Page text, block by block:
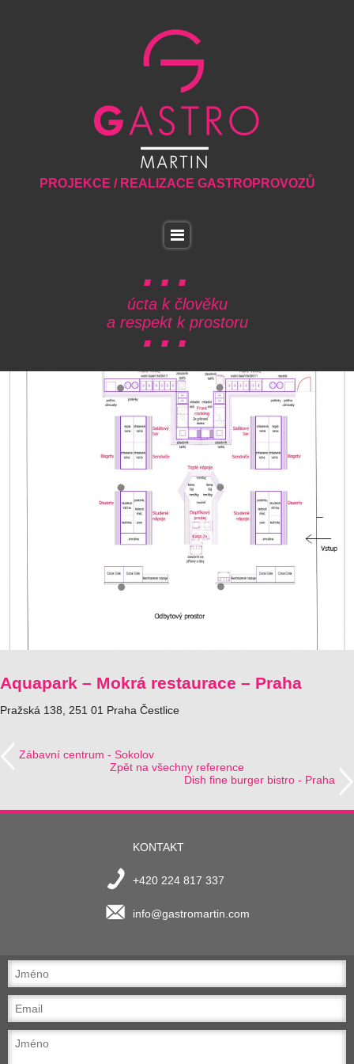
PROJEKCE / REALIZACE GASTROPROVOZŮ
úcta k člověku
a respekt k prostoru
Aquapark – Mokrá restaurace – Praha
Pražská 138, 251 01 Praha Čestlice
Zábavní centrum - Sokolov
Zpět na všechny reference
Dish fine burger bistro - Praha
KONTAKT
+420 224 817 337
info@gastromartin.com